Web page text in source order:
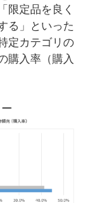
限定品を良く
る」といった
定カテゴリの
購入率（購入